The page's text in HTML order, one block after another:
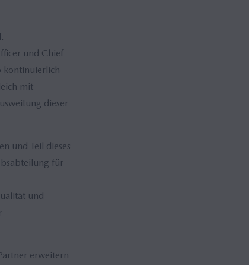
und Chief
kontinuierlich
mit
dieser
und Teil dieses
für
und
erweitern